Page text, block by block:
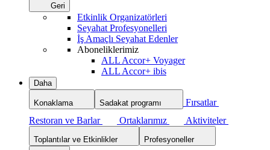
Geri
Etkinlik Organizatörleri
Seyahat Profesyonelleri
İş Amaçlı Seyahat Edenler
Aboneliklerimiz
ALL Accor+ Voyager
ALL Accor+ ibis
Daha
Konaklama Sadakat programı
Fırsatlar
Restoran ve Barlar
Ortaklarımız Aktiviteler
Toplantılar ve Etkinlikler Profesyoneller